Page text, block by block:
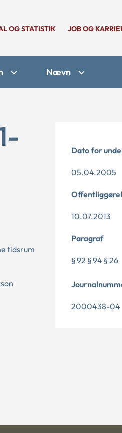
OG STATISTIK JOB OG
Nævn
tidsrum
Dato for
05.04.2005
10.07.2013
Paragraf
§ 92 § 94 § 26
2000438-04